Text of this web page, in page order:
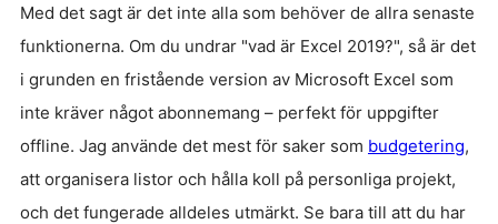
Med det sagt är det inte alla som behöver de allra senaste
funktionerna. Om du undrar "vad är Excel 2019?", så är det
i grunden en fristående version av Microsoft Excel som
inte kräver något abonnemang – perfekt för uppgifter
offline. Jag använde det mest för saker som budgetering,
att organisera listor och hålla koll på personliga projekt,
och det fungerade alldeles utmärkt. Se bara till att du har